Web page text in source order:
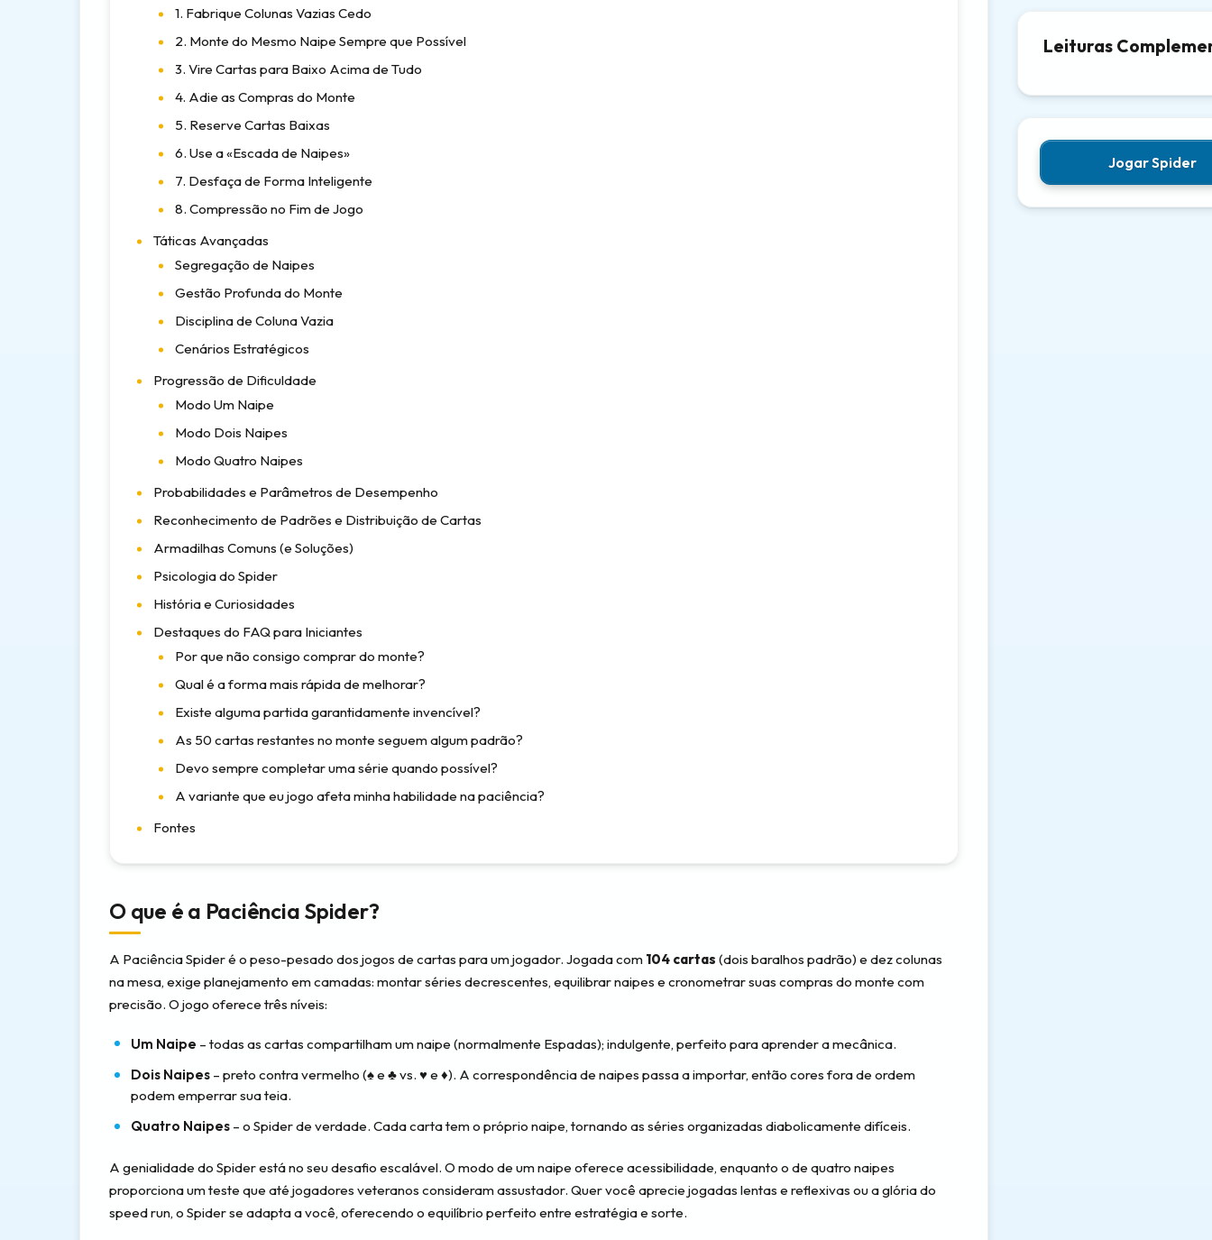
1. Fabrique Colunas Vazias Cedo
2. Monte do Mesmo Naipe Sempre que Possível
3. Vire Cartas para Baixo Acima de Tudo
4. Adie as Compras do Monte
5. Reserve Cartas Baixas
6. Use a «Escada de Naipes»
7. Desfaça de Forma Inteligente
8. Compressão no Fim de Jogo
Táticas Avançadas
Segregação de Naipes
Gestão Profunda do Monte
Disciplina de Coluna Vazia
Cenários Estratégicos
Progressão de Dificuldade
Modo Um Naipe
Modo Dois Naipes
Modo Quatro Naipes
Probabilidades e Parâmetros de Desempenho
Reconhecimento de Padrões e Distribuição de Cartas
Armadilhas Comuns (e Soluções)
Psicologia do Spider
História e Curiosidades
Destaques do FAQ para Iniciantes
Por que não consigo comprar do monte?
Qual é a forma mais rápida de melhorar?
Existe alguma partida garantidamente invencível?
As 50 cartas restantes no monte seguem algum padrão?
Devo sempre completar uma série quando possível?
A variante que eu jogo afeta minha habilidade na paciência?
Fontes
O que é a Paciência Spider?
A Paciência Spider é o peso-pesado dos jogos de cartas para um jogador. Jogada com 104 cartas (dois baralhos padrão) e dez colunas
na mesa, exige planejamento em camadas: montar séries decrescentes, equilibrar naipes e cronometrar suas compras do monte com
precisão. O jogo oferece três níveis:
Um Naipe – todas as cartas compartilham um naipe (normalmente Espadas); indulgente, perfeito para aprender a mecânica.
Dois Naipes – preto contra vermelho (♠ e ♣ vs. ♥ e ♦). A correspondência de naipes passa a importar, então cores fora de ordem
podem emperrar sua teia.
Quatro Naipes – o Spider de verdade. Cada carta tem o próprio naipe, tornando as séries organizadas diabolicamente difíceis.
A genialidade do Spider está no seu desafio escalável. O modo de um naipe oferece acessibilidade, enquanto o de quatro naipes
proporciona um teste que até jogadores veteranos consideram assustador. Quer você aprecie jogadas lentas e reflexivas ou a glória do
speed run, o Spider se adapta a você, oferecendo o equilíbrio perfeito entre estratégia e sorte.
Leituras
Jogar Spider